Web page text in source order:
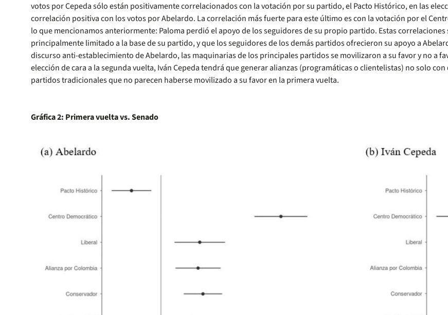
votos por Cepeda sólo están positivamente correlacionados con la votación por su partido, el Pacto Histórico, en las
correlación positiva con los votos por Abelardo. La correlación más fuerte para este último es con la votación por el
lo que mencionamos anteriormente: Paloma perdió el apoyo de los seguidores de su propio partido. Estas correlaciones
principalmente limitado a la base de su partido, y que los seguidores de los demás partidos ofrecieron su apoyo a
discurso anti-establecimiento de Abelardo, las maquinarias de los principales partidos se movilizaron a su favor y no a
elección de cara a la segunda vuelta, Iván Cepeda tendrá que generar alianzas (programáticas o clientelistas) no solo
partidos tradicionales que no parecen haberse movilizado a su favor en la primera vuelta.
Gráfica 2: Primera vuelta vs. Senado